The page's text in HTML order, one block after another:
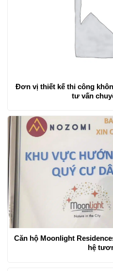
Đơn vị thiết kế thi công
tư vấn
Căn hộ Moonlight
hệ